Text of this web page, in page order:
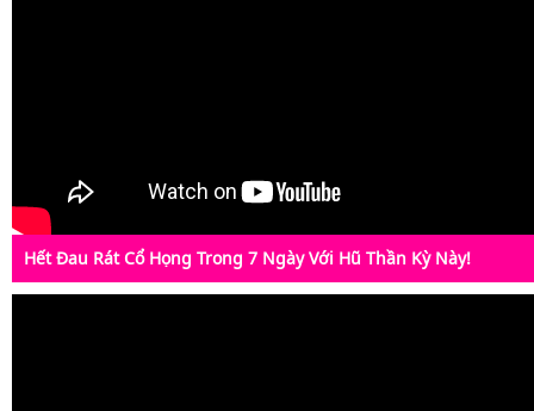
Hết Đau Rát Cổ Họng Trong 7 Ngày Với Hũ Thần Kỳ Này!